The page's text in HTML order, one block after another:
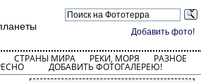
Добавить фото!
СТРАНЫ МИРА РЕКИ, МОРЯ РАЗНОЕ
ДОБАВИТЬ ФОТОГАЛЕРЕЮ!